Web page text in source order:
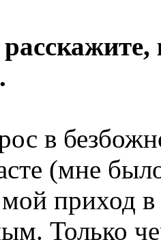
в
(мне
приход
Только